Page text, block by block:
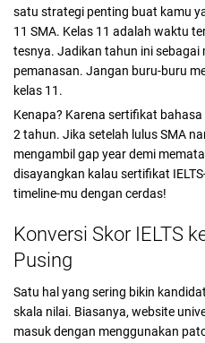
satu strategi penting buat kamu
11 SMA. Kelas 11 adalah waktu
tesnya. Jadikan tahun ini sebagai
pemanasan. Jangan buru-buru
kelas 11.
Kenapa? Karena sertifikat
2 tahun. Jika setelah lulus SMA
mengambil gap year demi
disayangkan kalau sertifikat
timeline-mu dengan cerdas!
Konversi Skor IELTS
Pusing
Satu hal yang sering bikin
skala nilai. Biasanya, website
masuk dengan menggunakan